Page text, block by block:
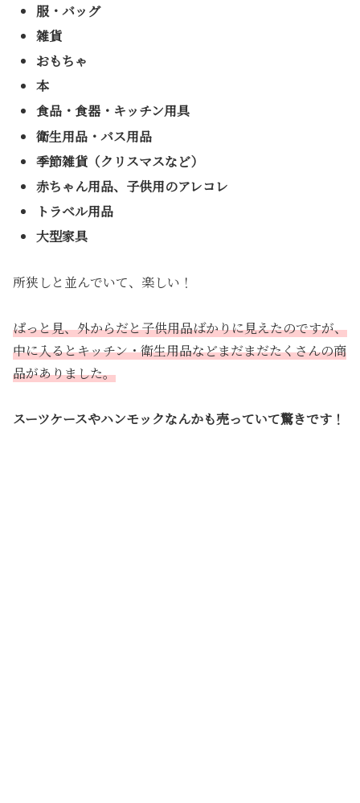
服・バッグ
雑貨
おもちゃ
本
食品・食器・キッチン用具
衛生用品・バス用品
季節雑貨（クリスマスなど）
赤ちゃん用品、子供用のアレコレ
トラベル用品
大型家具
所狭しと並んでいて、楽しい！
ぱっと見、外からだと子供用品ばかりに見えたのですが、
中に入るとキッチン・衛生用品などまだまだたくさんの商
品がありました。
スーツケースやハンモックなんかも売っていて驚きです！